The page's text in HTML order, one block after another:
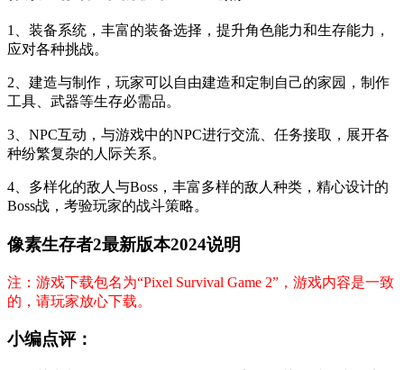
1、装备系统，丰富的装备选择，提升角色能力和生存能力，
应对各种挑战。
2、建造与制作，玩家可以自由建造和定制自己的家园，制作
工具、武器等生存必需品。
3、NPC互动，与游戏中的NPC进行交流、任务接取，展开各
种纷繁复杂的人际关系。
4、多样化的敌人与Boss，丰富多样的敌人种类，精心设计的
Boss战，考验玩家的战斗策略。
像素生存者2最新版本2024说明
注：游戏下载包名为“Pixel Survival Game 2”，游戏内容是一致
的，请玩家放心下载。
小编点评：